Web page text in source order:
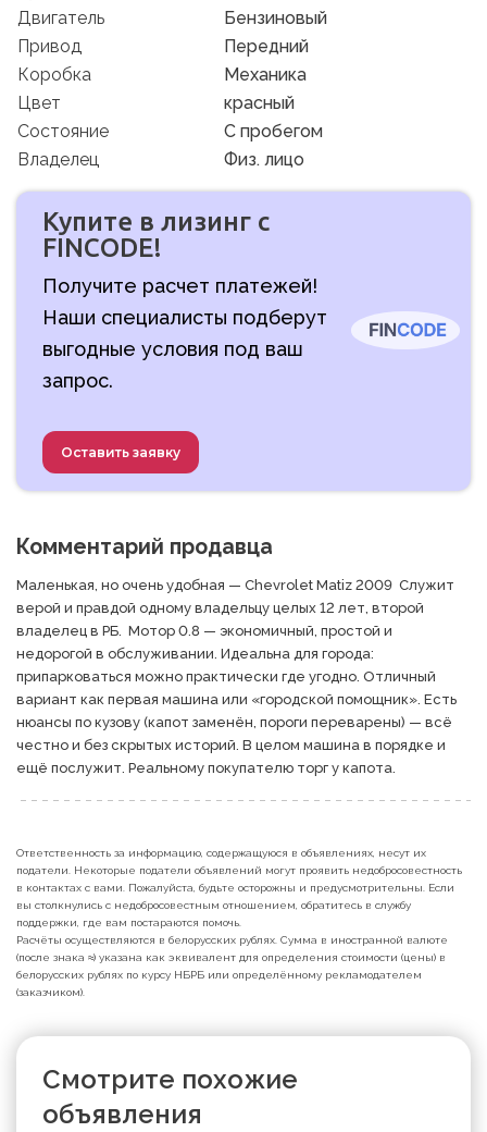
Двигатель
Бензиновый
Привод
Передний
Коробка
Механика
Цвет
красный
Состояние
C пробегом
Владелец
Физ. лицо
Купите в лизинг с
FINCODE!
Получите расчет платежей!
Наши специалисты подберут
выгодные условия под ваш
запрос.
Оставить заявку
Комментарий продавца
Маленькая, но очень удобная — Chevrolet Matiz 2009  Служит
верой и правдой одному владельцу целых 12 лет, второй
владелец в РБ.  Мотор 0.8 — экономичный, простой и
недорогой в обслуживании. Идеальна для города:
припарковаться можно практически где угодно. Отличный
вариант как первая машина или «городской помощник». Есть
нюансы по кузову (капот заменён, пороги переварены) — всё
честно и без скрытых историй. В целом машина в порядке и
ещё послужит. Реальному покупателю торг у капота.
Ответственность за информацию, содержащуюся в объявлениях, несут их
податели. Некоторые податели объявлений могут проявить недобросовестность
в контактах с вами. Пожалуйста, будьте осторожны и предусмотрительны. Если
вы столкнулись с недобросовестным отношением, обратитесь в службу
поддержки, где вам постараются помочь.
Расчёты осуществляются в белорусских рублях. Сумма в иностранной валюте
(после знака ≈) указана как эквивалент для определения стоимости (цены) в
белорусских рублях по курсу НБРБ или определённому рекламодателем
(заказчиком).
Смотрите похожие
объявления